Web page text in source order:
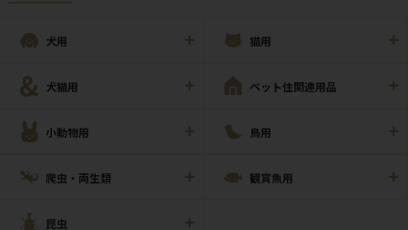
犬用 猫用
犬猫用 ペット住関連用品
小動物用 鳥用
爬虫・両生類 観賞魚用
昆虫